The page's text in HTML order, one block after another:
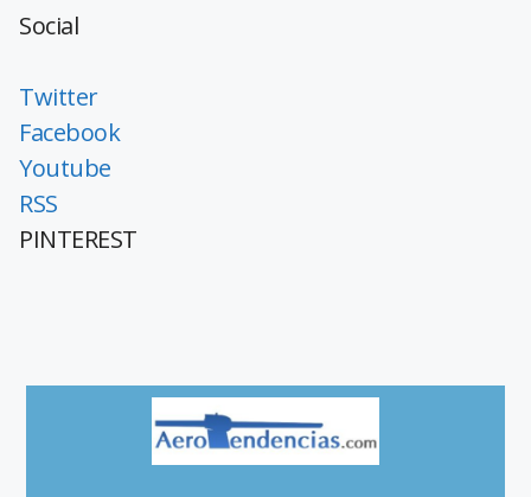
Social
Twitter
Facebook
Youtube
RSS
PINTEREST